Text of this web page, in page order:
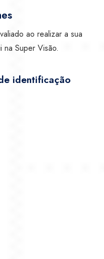
ao realizar a sua
Super Visão.
identificação